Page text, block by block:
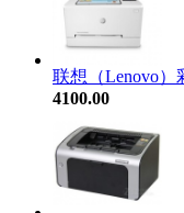
联想（Lenovo）
4100.00